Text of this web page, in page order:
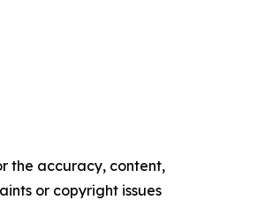
the accuracy, content,
or copyright issues